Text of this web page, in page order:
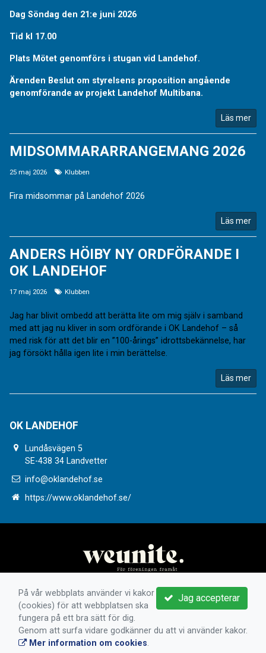
Dag Söndag den 21:e juni 2026
Tid kl 17.00
Plats Mötet genomförs i stugan vid Landehof.
Ärenden Beslut om styrelsens proposition angående
genomförande av projekt Landehof Multibana.
Läs mer
MIDSOMMARARRANGEMANG 2026
25 maj 2026 Klubben
Fira midsommar på Landehof 2026
Läs mer
ANDERS HÖIBY NY ORDFÖRANDE I
OK LANDEHOF
17 maj 2026 Klubben
Jag har blivit ombedd att berätta lite om mig själv i samband
med att jag nu kliver in som ordförande i OK Landehof – så
med risk för att det blir en ”100-årings” idrottsbekännelse, har
jag försökt hålla igen lite i min berättelse.
Läs mer
OK LANDEHOF
Lundåsvägen 5
SE-438 34 Landvetter
info@oklandehof.se
https://www.oklandehof.se/
Jag accepterar
På vår webbplats använder vi kakor
(cookies) för att webbplatsen ska
fungera på ett bra sätt för dig.
Genom att surfa vidare godkänner du att vi använder kakor.
Mer information om cookies.